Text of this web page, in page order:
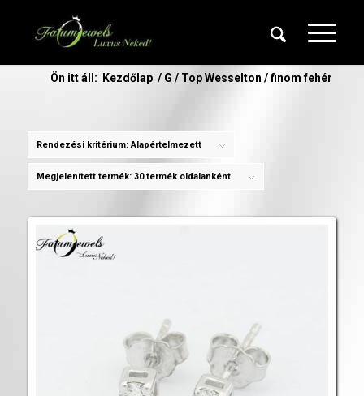
Ön itt áll: Kezdőlap / G / Top Wesselton / finom fehér
Rendezési kritérium:Alapértelmezett
Megjelenített termék: 30 termék oldalanként